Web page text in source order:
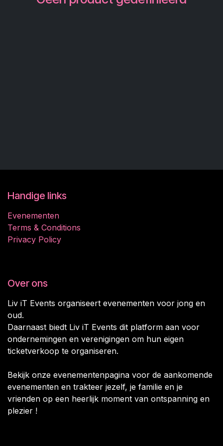
Handige links
Evenementen
Terms & Conditions
Privacy Policy
Over ons
Liv iT Events organiseert evenementen voor jong en
oud.
Daarnaast biedt Liv iT Events dit platform aan voor
ondernemingen en verenigingen om hun eigen
ticketverkoop te organiseren.
Bekijk onze evenementenpagina voor de aankomende
evenementen en trakteer jezelf, je familie en je
vrienden op een heerlijk moment van ontspanning en
plezier !